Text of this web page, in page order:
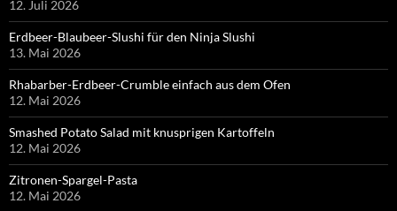
12. Juli 2026
Erdbeer-Blaubeer-Slushi für den Ninja Slushi
13. Mai 2026
Rhabarber-Erdbeer-Crumble einfach aus dem Ofen
12. Mai 2026
Smashed Potato Salad mit knusprigen Kartoffeln
12. Mai 2026
Zitronen-Spargel-Pasta
12. Mai 2026